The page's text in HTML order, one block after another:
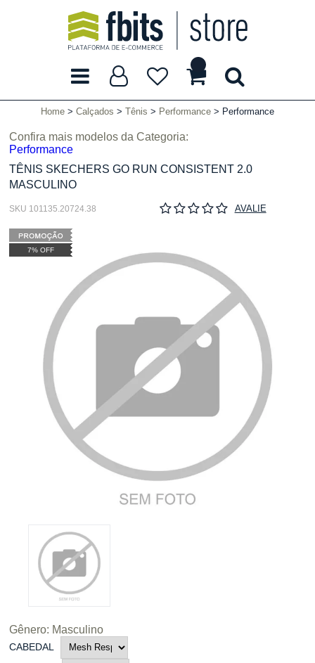
Home Calçados Tênis Performance Performance
7% OFF
TÊNIS SKECHERS GO RUN CONSISTENT 2.0
MASCULINO
SKU 101135.20724.38 AVALIE
Gênero: Masculino
CABEDAL
Confira mais modelos da Categoria:
Performance